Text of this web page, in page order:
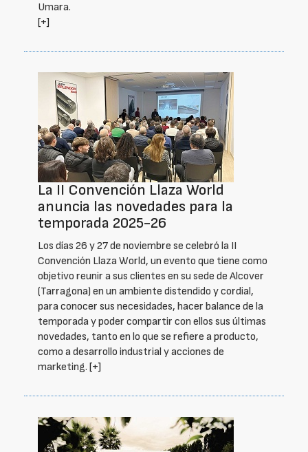
Umara.
[+]
La II Convención Llaza World
anuncia las novedades para la
temporada 2025-26
Los días 26 y 27 de noviembre se celebró la II
Convención Llaza World, un evento que tiene como
objetivo reunir a sus clientes en su sede de Alcover
(Tarragona) en un ambiente distendido y cordial,
para conocer sus necesidades, hacer balance de la
temporada y poder compartir con ellos sus últimas
novedades, tanto en lo que se refiere a producto,
como a desarrollo industrial y acciones de
marketing. [+]